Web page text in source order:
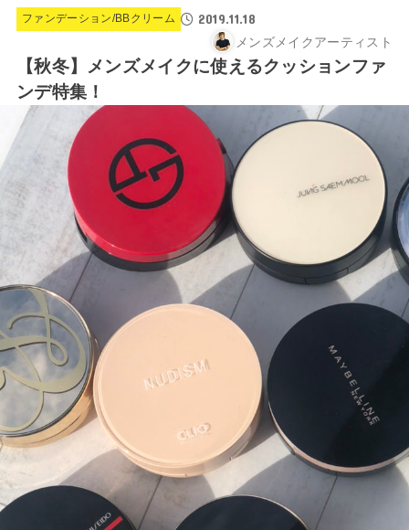
ファンデーション/BBクリーム 2019.11.18
メンズメイクアーティスト
【秋冬】メンズメイクに使えるクッションファ
ンデ特集！